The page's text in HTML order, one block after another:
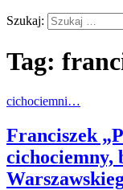
Szukaj:
Tag:
cichociemni…
Franciszek
cichociemny,